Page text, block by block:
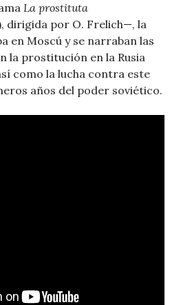
La prostituta
dirigida por O. Frelich—, la
en Moscú y se narraban las
la prostitución en la Rusia
como la lucha contra este
años del poder soviético.